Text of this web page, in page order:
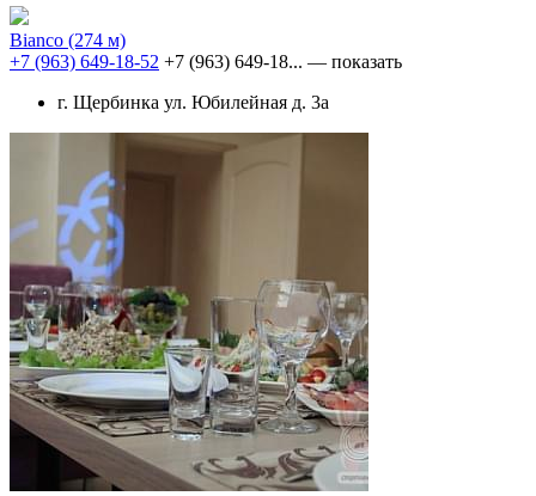
Bianco (274 м)
+7 (963) 649-18-52 +7 (963) 649-18... — показать
г. Щербинка ул. Юбилейная д. 3а